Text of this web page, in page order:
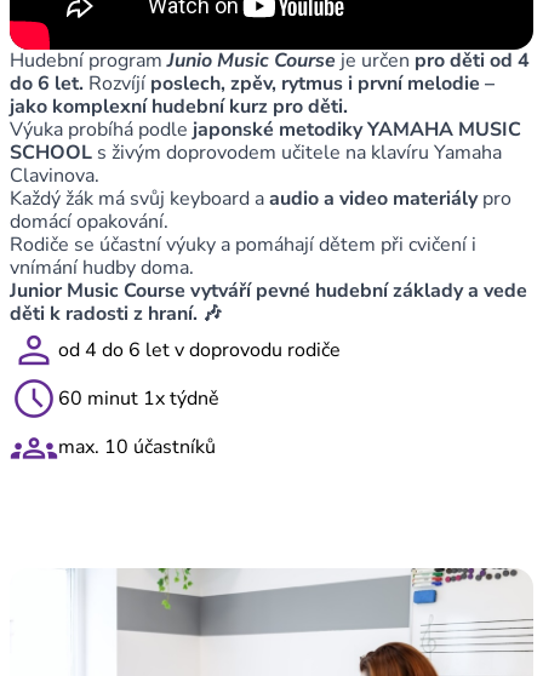
Hudební programJunio Music Course je určen pro děti od 4
do 6 let. Rozvíjíposlech, zpěv, rytmus i první melodie –
jako komplexní hudební kurz pro děti.
Výuka probíhá podle japonské metodiky YAMAHA MUSIC
SCHOOL s živým doprovodem učitele na klavíru Yamaha
Clavinova.
Každý žák má svůj keyboard aaudio a video materiálypro
domácí opakování.
Rodiče se účastní výuky a pomáhají dětem při cvičení i
vnímání hudby doma.
Junior Music Course vytváří pevné hudební základy a vede
děti k radosti z hraní. 🎶
person od 4 do 6 let v doprovodu rodiče
schedule 60 minut 1x týdně
groupsmax. 10 účastníků